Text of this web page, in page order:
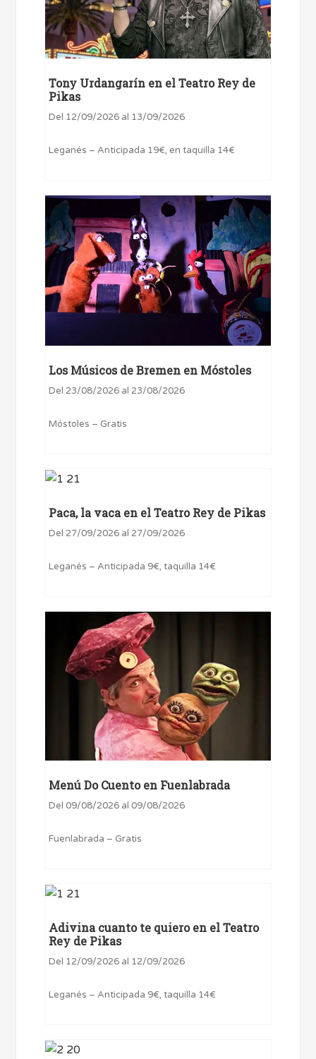
Tony Urdangarín en el Teatro Rey de
Pikas
Del 12/09/2026 al 13/09/2026
Leganés – Anticipada 19€, en taquilla 14€
Los Músicos de Bremen en Móstoles
Del 23/08/2026 al 23/08/2026
Móstoles – Gratis
Paca, la vaca en el Teatro Rey de Pikas
Del 27/09/2026 al 27/09/2026
Leganés – Anticipada 9€, taquilla 14€
Menú Do Cuento en Fuenlabrada
Del 09/08/2026 al 09/08/2026
Fuenlabrada – Gratis
Adivina cuanto te quiero en el Teatro
Rey de Pikas
Del 12/09/2026 al 12/09/2026
Leganés – Anticipada 9€, taquilla 14€